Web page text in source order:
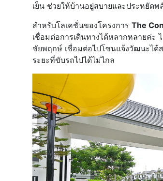
เย็น ช่วยให้บ้านอยู่สบายและประหยัดพ
สำหรับโลเคชั่นของโครงการ The
เชื่อมต่อการเดินทางได้หลากหลายค่
ชัยพฤกษ์ เชื่อมต่อไปโซนแจ้งวัฒนะได้
ระยะที่ขับรถไปได้ไม่ไกล